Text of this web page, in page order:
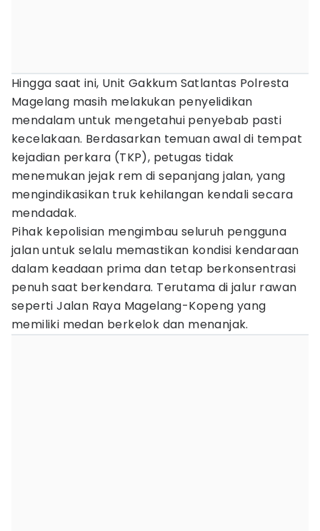
Hingga saat ini, Unit Gakkum Satlantas Polresta
Magelang masih melakukan penyelidikan
mendalam untuk mengetahui penyebab pasti
kecelakaan. Berdasarkan temuan awal di tempat
kejadian perkara (TKP), petugas tidak
menemukan jejak rem di sepanjang jalan, yang
mengindikasikan truk kehilangan kendali secara
mendadak.
Pihak kepolisian mengimbau seluruh pengguna
jalan untuk selalu memastikan kondisi kendaraan
dalam keadaan prima dan tetap berkonsentrasi
penuh saat berkendara. Terutama di jalur rawan
seperti Jalan Raya Magelang-Kopeng yang
memiliki medan berkelok dan menanjak.